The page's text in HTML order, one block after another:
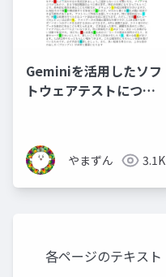
Geminiを活用したソフ
トウェアテストについ
やまずん 3.1K
各ページのテキスト